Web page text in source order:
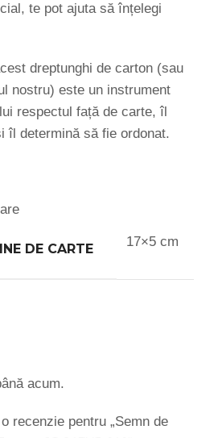
te pot ajuta să înțelegi
dreptunghi de carton (sau
nostru) este un instrument
respectul față de carte, îl
îl determină să fie ordonat.
DE CARTE 17×5 cm
acum.
recenzie pentru „Semn de